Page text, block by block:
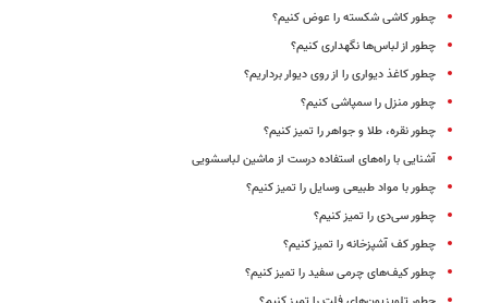
چطور کاشی‌ شکسته را عوض کنیم؟
چطور از لباس‌ها نگهداری کنیم؟
چطور کاغذ دیواری را از روی دیوار برداریم؟
چطور منزل را سمپاشی کنیم؟
چطور نقره، طلا و جواهر را تمیز کنیم؟
آشنایی با راه‌های استفاده درست از ماشین ‌لباسشویی
چطور با مواد طبیعی وسایل را تمیز کنیم؟
چطور سی‌دی را تمیز کنیم؟
چطور کف آشپزخانه را تمیز کنیم؟
چطور کیف‌های چرمی سفید را تمیز کنیم؟